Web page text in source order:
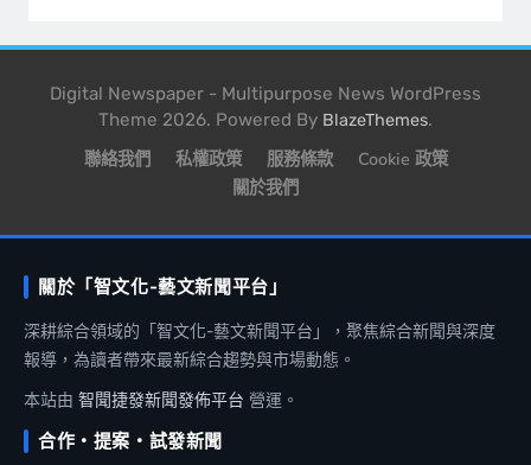
Digital Newspaper - Multipurpose News WordPress
Theme 2026. Powered By BlazeThemes.
聯絡我們 私權政策 服務條款
Cookie 政策
關於我們
關於「智文化-藝文新聞平台」
深耕綜合領域的「智文化-藝文新聞平台」，聚焦綜合新聞與深度
報導，為讀者帶來最新綜合趨勢與市場動態。
本站由 智聞捷發新聞發佈平台 營運。
合作・提案・試發新聞